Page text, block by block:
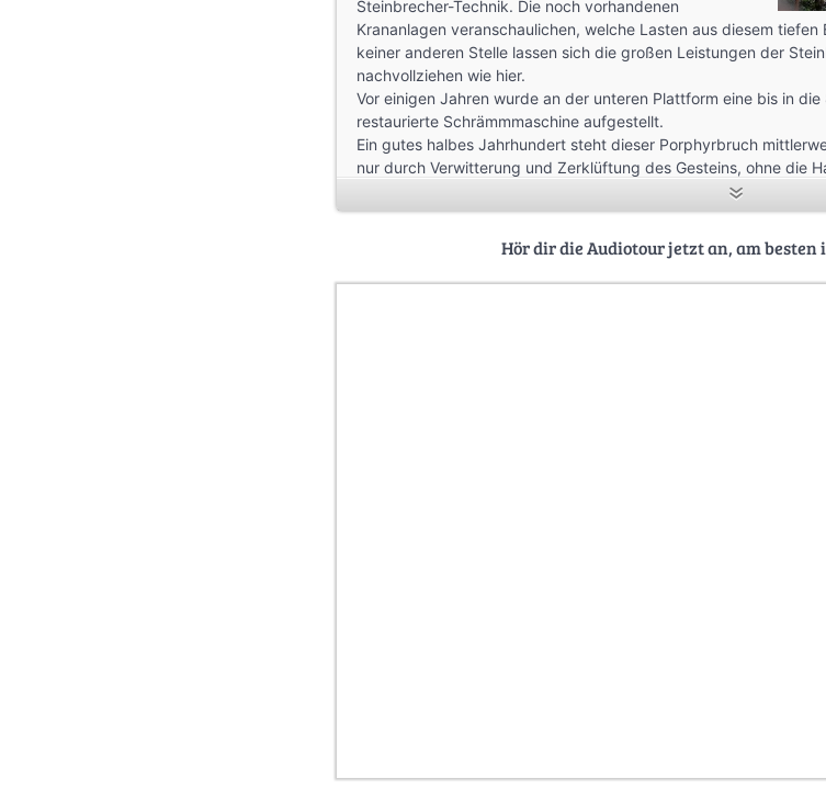
Steinbrecher-Technik. Die noch vorhandenen
Krananlagen veranschaulichen, welche Lasten aus diesem
keiner anderen Stelle lassen sich die großen Leistungen der
nachvollziehen wie hier.
Vor einigen Jahren wurde an der unteren Plattform eine bis in
restaurierte Schrämmmaschine aufgestellt.
Ein gutes halbes Jahrhundert steht dieser Porphyrbruch
nur durch Verwitterung und Zerklüftung des Gesteins, ohne die
auch traumhafte Gebilde entwickelt. Beim Anschauen sind der
Hör dir die Audiotour jetzt an, am besten